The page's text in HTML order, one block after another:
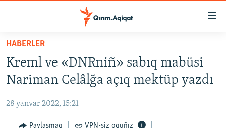
Esas
qaytmaq
Baş
qaytmaq
HABERLER
CEMİYET
HABERLER
Kreml ve «DNRniñ» sabıq mabüsi
Nariman Celâlğa açıq mektüp yazdı
28 yanvar 2022, 15:21
Paylaşmaq VPN-siz oquñız